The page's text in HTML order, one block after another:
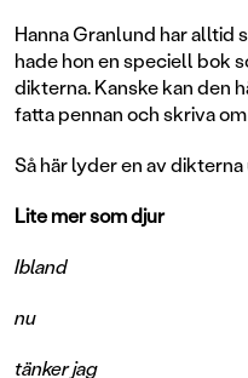
Hanna Granlund har alltid
hade hon en speciell bok
dikterna. Kanske kan den
fatta pennan och skriva
Så här lyder en av dikterna
Lite mer som djur
Ibland
nu
tänker jag